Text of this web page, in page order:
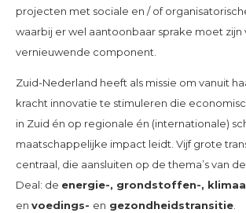
projecten met sociale en / of
waarbij er wel aantoonbaar sprake moet zijn
vernieuwende component.
Zuid-Nederland heeft als missie om vanuit
kracht innovatie te stimuleren die
in Zuid én op regionale én (internationale)
maatschappelijke impact leidt. Vijf grote
centraal, die aansluiten op de thema’s van
Deal: de energie-, grondstoffen-,
en voedings- en gezondheidstransitie.